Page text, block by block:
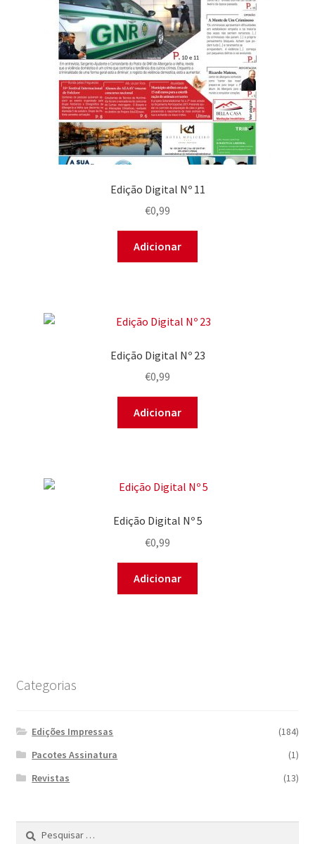
Edição Digital Nº 11
€0,99
Adicionar
Edição Digital Nº 23
€0,99
Adicionar
Edição Digital Nº 5
€0,99
Adicionar
Categorias
Edições Impressas
(184)
Pacotes Assinatura
(1)
Revistas
(13)
Pesquisar